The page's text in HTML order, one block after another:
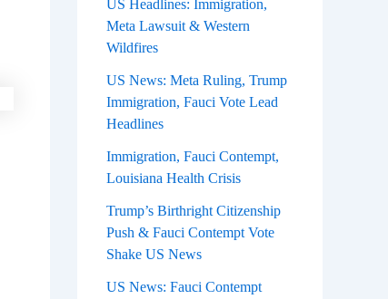
US Headlines: Immigration,
Meta Lawsuit & Western
Wildfires
US News: Meta Ruling, Trump
Immigration, Fauci Vote Lead
Headlines
Immigration, Fauci Contempt,
Louisiana Health Crisis
Trump’s Birthright Citizenship
Push & Fauci Contempt Vote
Shake US News
US News: Fauci Contempt